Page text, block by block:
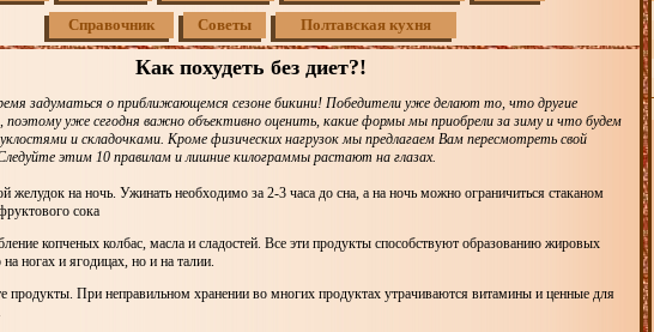
Справочник Советы Полтавская кухня
Как похудеть без диет?!
задуматься о приближающемся сезоне бикини! Победители уже делают то, что другие
поэтому уже сегодня важно объективно оценить, какие формы мы приобрели за зиму и что будем
и складочками. Кроме физических нагрузок мы предлагаем Вам пересмотреть свой
этим 10 правилам и лишние килограммы растают на глазах.
желудок на ночь. Ужинать необходимо за 2-3 часа до сна, а на ночь можно ограничиться стаканом
сока
копченых колбас, масла и сладостей. Все эти продукты способствуют образованию жировых
ногах и ягодицах, но и на талии.
продукты. При неправильном хранении во многих продуктах утрачиваются витамины и ценные для